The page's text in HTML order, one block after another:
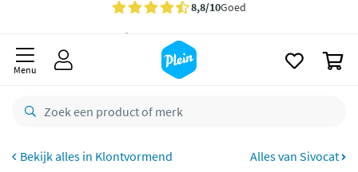
Gratisbezorging vanaf 35,- *
besteld,
retourneren
CO2 neutraal
Menu
Klontvormend Alles van Sivocat